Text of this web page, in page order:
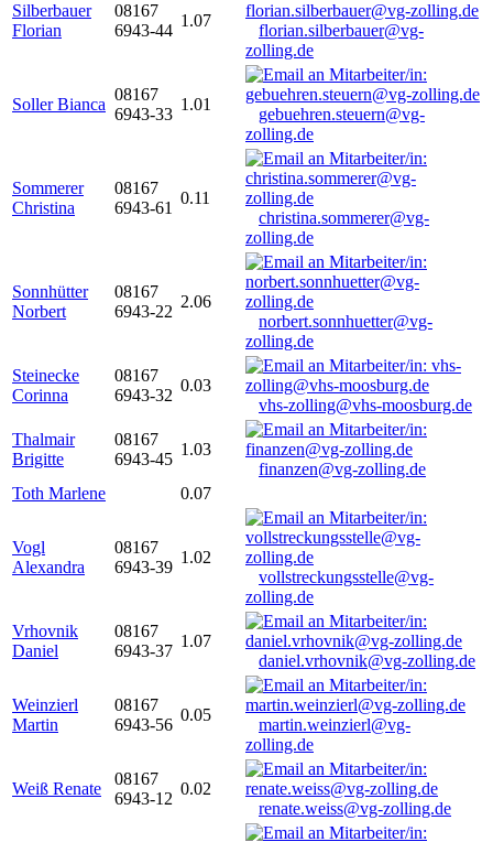
Silberbauer
Florian
08167
6943-44
1.07
florian.silberbauer@vg-
zolling.de
Soller Bianca
08167
6943-33
1.01
gebuehren.steuern@vg-
zolling.de
Sommerer
Christina
08167
6943-61
0.11
christina.sommerer@vg-
zolling.de
Sonnhütter
Norbert
08167
6943-22
2.06
norbert.sonnhuetter@vg-
zolling.de
Steinecke
Corinna
08167
6943-32
0.03
vhs-zolling@vhs-moosburg.de
Thalmair
Brigitte
08167
6943-45
1.03
finanzen@vg-zolling.de
Toth Marlene
0.07
Vogl
Alexandra
08167
6943-39
1.02
vollstreckungsstelle@vg-
zolling.de
Vrhovnik
Daniel
08167
6943-37
1.07
daniel.vrhovnik@vg-zolling.de
Weinzierl
Martin
08167
6943-56
0.05
martin.weinzierl@vg-
zolling.de
Weiß Renate
08167
6943-12
0.02
renate.weiss@vg-zolling.de